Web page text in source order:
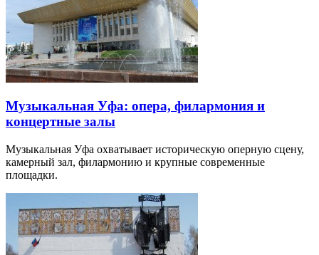
Музыкальная Уфа: опера, филармония и
концертные залы
Музыкальная Уфа охватывает историческую оперную сцену,
камерный зал, филармонию и крупные современные
площадки.